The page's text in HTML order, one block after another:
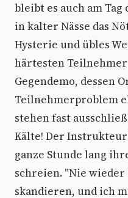
bleibt es auch am
in kalter Nässe das
Hysterie und übles
härtesten
Gegendemo, dessen
Teilnehmerproblem
stehen fast
Kälte! Der
ganze Stunde lang
schreien. "Nie
skandieren, und ich